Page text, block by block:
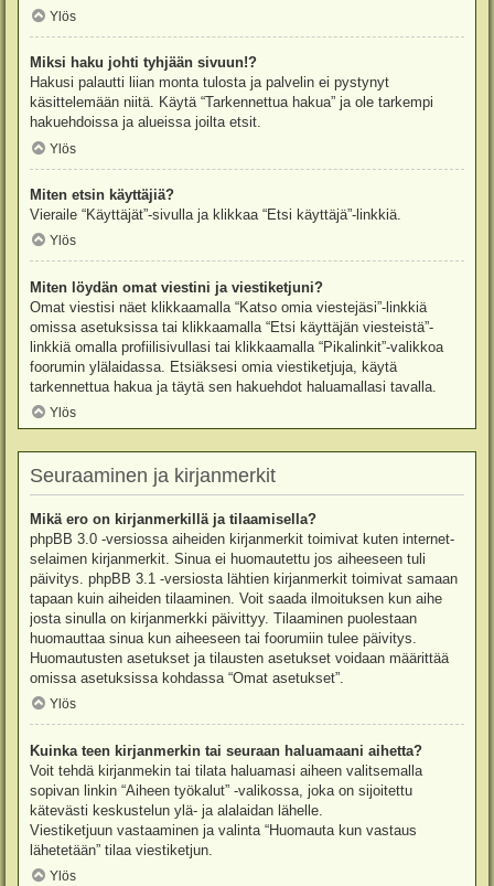
Ylös
Miksi haku johti tyhjään sivuun!?
Hakusi palautti liian monta tulosta ja palvelin ei pystynyt
käsittelemään niitä. Käytä “Tarkennettua hakua” ja ole tarkempi
hakuehdoissa ja alueissa joilta etsit.
Ylös
Miten etsin käyttäjiä?
Vieraile “Käyttäjät”-sivulla ja klikkaa “Etsi käyttäjä”-linkkiä.
Ylös
Miten löydän omat viestini ja viestiketjuni?
Omat viestisi näet klikkaamalla “Katso omia viestejäsi”-linkkiä
omissa asetuksissa tai klikkaamalla “Etsi käyttäjän viesteistä”-
linkkiä omalla profiilisivullasi tai klikkaamalla “Pikalinkit”-valikkoa
foorumin ylälaidassa. Etsiäksesi omia viestiketjuja, käytä
tarkennettua hakua ja täytä sen hakuehdot haluamallasi tavalla.
Ylös
Seuraaminen ja kirjanmerkit
Mikä ero on kirjanmerkillä ja tilaamisella?
phpBB 3.0 -versiossa aiheiden kirjanmerkit toimivat kuten internet-
selaimen kirjanmerkit. Sinua ei huomautettu jos aiheeseen tuli
päivitys. phpBB 3.1 -versiosta lähtien kirjanmerkit toimivat samaan
tapaan kuin aiheiden tilaaminen. Voit saada ilmoituksen kun aihe
josta sinulla on kirjanmerkki päivittyy. Tilaaminen puolestaan
huomauttaa sinua kun aiheeseen tai foorumiin tulee päivitys.
Huomautusten asetukset ja tilausten asetukset voidaan määrittää
omissa asetuksissa kohdassa “Omat asetukset”.
Ylös
Kuinka teen kirjanmerkin tai seuraan haluamaani aihetta?
Voit tehdä kirjanmekin tai tilata haluamasi aiheen valitsemalla
sopivan linkin “Aiheen työkalut” -valikossa, joka on sijoitettu
kätevästi keskustelun ylä- ja alalaidan lähelle.
Viestiketjuun vastaaminen ja valinta “Huomauta kun vastaus
lähetetään” tilaa viestiketjun.
Ylös